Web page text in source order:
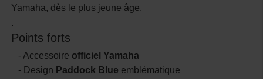
Yamaha, dès le plus jeune âge.
.
Points forts
- Accessoire officiel Yamaha
- Design Paddock Blue emblématique